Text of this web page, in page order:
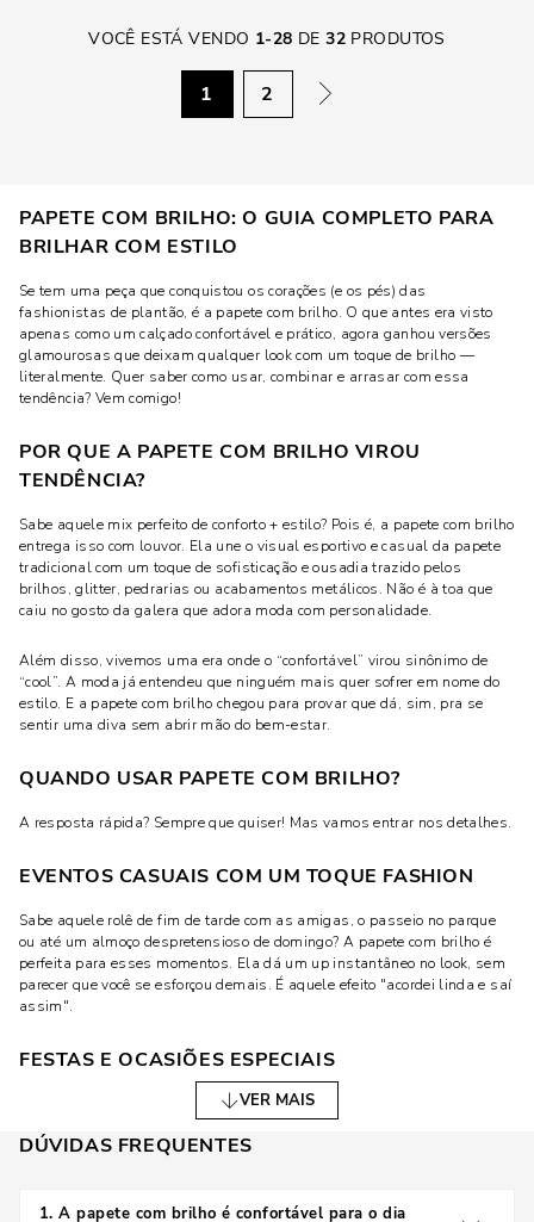
VOCÊ ESTÁ VENDO 1-28 DE32 PRODUTOS
1 2
PAPETE COM BRILHO: O GUIA COMPLETO PARA
BRILHAR COM ESTILO
Se tem uma peça que conquistou os corações (e os pés) das
fashionistas de plantão, é a papete com brilho. O que antes era visto
apenas como um calçado confortável e prático, agora ganhou versões
glamourosas que deixam qualquer look com um toque de brilho —
literalmente. Quer saber como usar, combinar e arrasar com essa
tendência? Vem comigo!
POR QUE A PAPETE COM BRILHO VIROU
TENDÊNCIA?
Sabe aquele mix perfeito de conforto + estilo? Pois é, a papete com brilho
entrega isso com louvor. Ela une o visual esportivo e casual da papete
tradicional com um toque de sofisticação e ousadia trazido pelos
brilhos, glitter, pedrarias ou acabamentos metálicos. Não é à toa que
caiu no gosto da galera que adora moda com personalidade.
Além disso, vivemos uma era onde o “confortável” virou sinônimo de
“cool”. A moda já entendeu que ninguém mais quer sofrer em nome do
estilo. E a papete com brilho chegou para provar que dá, sim, pra se
sentir uma diva sem abrir mão do bem-estar.
QUANDO USAR PAPETE COM BRILHO?
A resposta rápida? Sempre que quiser! Mas vamos entrar nos detalhes.
EVENTOS CASUAIS COM UM TOQUE FASHION
Sabe aquele rolê de fim de tarde com as amigas, o passeio no parque
ou até um almoço despretensioso de domingo? A papete com brilho é
perfeita para esses momentos. Ela dá um up instantâneo no look, sem
parecer que você se esforçou demais. É aquele efeito "acordei linda e saí
assim".
FESTAS E OCASIÕES ESPECIAIS
Sim, ela também brilha — literalmente — em eventos mais formais.
Combine com um vestido midi fluido, uma make caprichada e
acessórios pontuais, e você está pronta para uma festa de aniversário,
VER MAIS
DÚVIDAS FREQUENTES
1.A papete com brilho é confortável para o dia